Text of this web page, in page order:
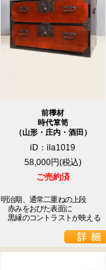
前﨔材
時代箪笥
（山形・庄内・酒田）
iD：ila1019
58,000円
ご売約済
明治期、通常二重ねの上段
赤みをおびた表面に
黒縁のコントラストが映える